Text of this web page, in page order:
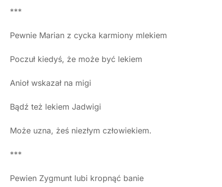
***
Pewnie Marian z cycka karmiony mlekiem
Poczuł kiedyś, że może być lekiem
Anioł wskazał na migi
Bądź też lekiem Jadwigi
Może uzna, żeś niezłym człowiekiem.
***
Pewien Zygmunt lubi kropnąć banie